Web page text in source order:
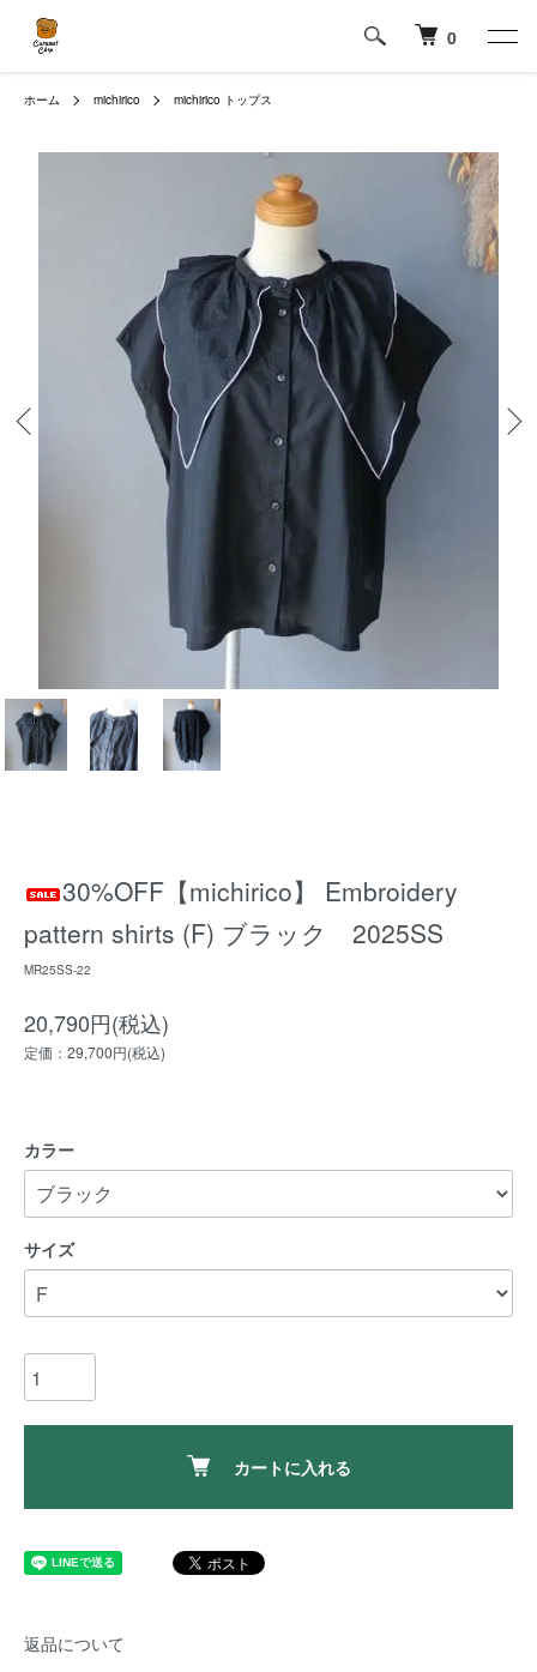
0
ホーム michirico michirico トップス
30%OFF【michirico】 Embroidery
pattern shirts (F) ブラック 2025SS
MR25SS-22
20,790円(税込)
定価：29,700円(税込)
カラー
サイズ
カートに入れる
返品について